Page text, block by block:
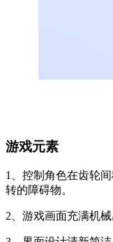
游戏元素
1、控制角色在齿轮
转的障碍物。
2、游戏画面充满机